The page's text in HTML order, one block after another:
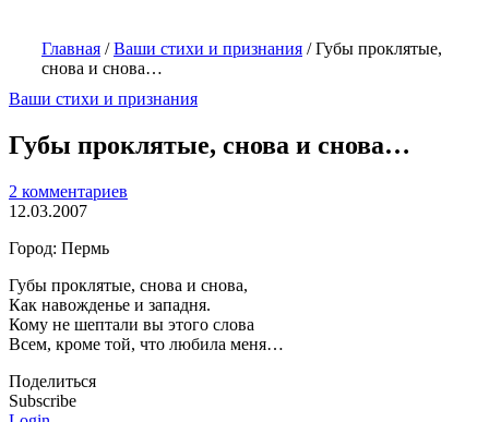
Главная /Ваши стихи и признания /Губы проклятые,
снова и снова…
Ваши стихи и признания
Губы проклятые, снова и снова…
2 комментариев
12.03.2007
Город: Пермь
Губы проклятые, снова и снова,
Как навожденье и западня.
Кому не шептали вы этого слова
Всем, кроме той, что любила меня…
Поделиться
Subscribe